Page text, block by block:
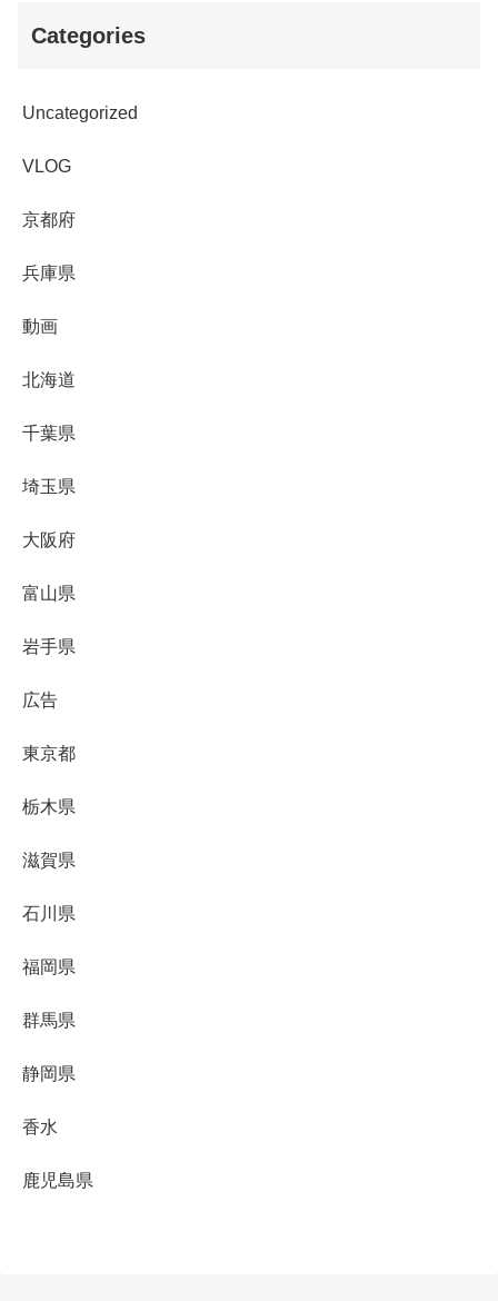
Categories
Uncategorized
VLOG
京都府
兵庫県
動画
北海道
千葉県
埼玉県
大阪府
富山県
岩手県
広告
東京都
栃木県
滋賀県
石川県
福岡県
群馬県
静岡県
香水
鹿児島県